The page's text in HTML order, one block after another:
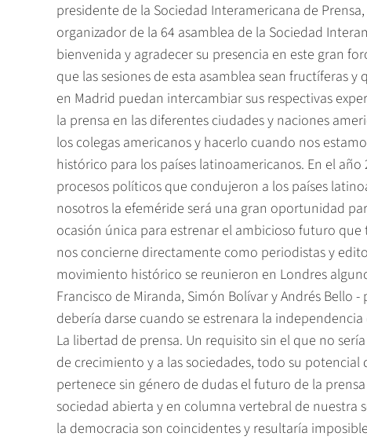
presidente de la Sociedad Interamericana de
organizador de la 64 asamblea de la Sociedad
bienvenida y agradecer su presencia en este gran
que las sesiones de esta asamblea sean fructíferas
en Madrid puedan intercambiar sus respectivas
la prensa en las diferentes ciudades y naciones
los colegas americanos y hacerlo cuando nos
histórico para los países latinoamericanos. En el
procesos políticos que condujeron a los países
nosotros la efeméride será una gran oportunidad
ocasión única para estrenar el ambicioso futuro
nos concierne directamente como periodistas y
movimiento histórico se reunieron en Londres
Francisco de Miranda, Simón Bolívar y Andrés Bello
debería darse cuando se estrenara la
La libertad de prensa. Un requisito sin el que no
de crecimiento y a las sociedades, todo su
pertenece sin género de dudas el futuro de la
sociedad abierta y en columna vertebral de nuestra
la democracia son coincidentes y resultaría